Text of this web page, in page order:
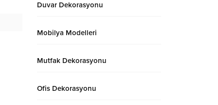
Duvar Dekorasyonu
Mobilya Modelleri
Mutfak Dekorasyonu
Ofis Dekorasyonu